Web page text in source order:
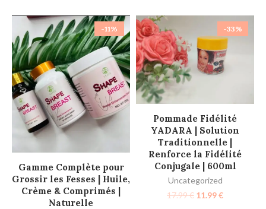
-11%
AJOUTER AU PANIER
Gamme Complète pour
Grossir les Fesses | Huile,
Crème & Comprimés |
Naturelle
-33%
AJOUTER AU PANIER
Pommade Fidélité
YADARA | Solution
Traditionnelle |
Renforce la Fidélité
Conjugale | 600ml
Uncategorized
17.99€ 11.99€